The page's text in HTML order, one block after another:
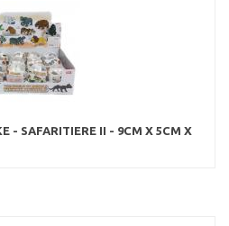
- SAFARITIERE II - 9CM X 5CM X